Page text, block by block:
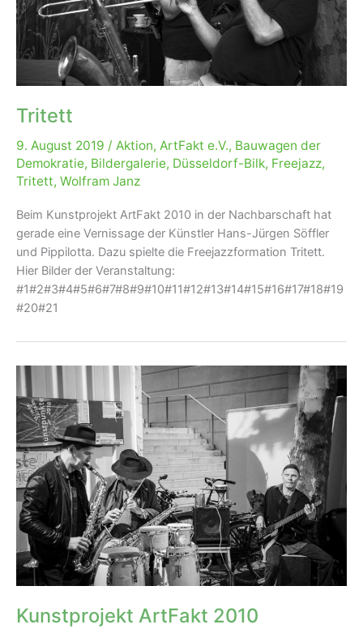
Tritett
9. August 2019 / Aktion, ArtFakt e.V., Bauwagen der
Demokratie, Bildergalerie, Düsseldorf-Bilk, Freejazz,
Tritett, Wolfram Janz
Beim Kunstprojekt ArtFakt 2010 in der Nachbarschaft hat
gerade eine Vernissage der Künstler Hans-Jürgen Söffler
und Pippilotta. Dazu spielte die Freejazzformation Tritett.
Hier Bilder der Veranstaltung:
#1#2#3#4#5#6#7#8#9#10#11#12#13#14#15#16#17#18#19
#20#21
Kunstprojekt ArtFakt 2010